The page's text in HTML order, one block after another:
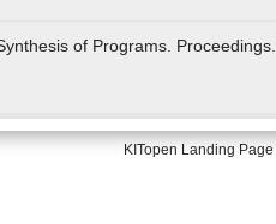
of Programs. Proceedings.
KITopen Landing Page